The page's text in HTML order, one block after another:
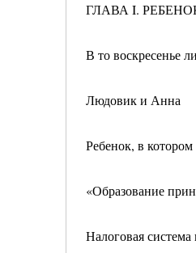
ГЛАВА I.
В то воскресенье
Людовик и Анна
Ребенок, в
«Образование
Налоговая система